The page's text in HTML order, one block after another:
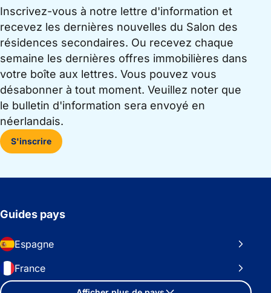
Inscrivez-vous à notre lettre d'information et
recevez les dernières nouvelles du Salon des
résidences secondaires. Ou recevez chaque
semaine les dernières offres immobilières dans
votre boîte aux lettres. Vous pouvez vous
désabonner à tout moment. Veuillez noter que
le bulletin d'information sera envoyé en
néerlandais.
S'inscrire
Guides pays
Espagne
France